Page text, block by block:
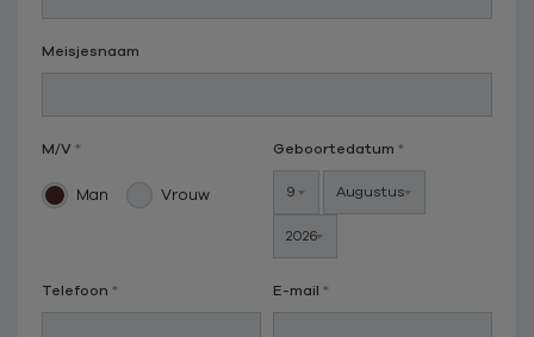
Meisjesnaam
M/V
Man Vrouw
Geboortedatum
Telefoon E-mail